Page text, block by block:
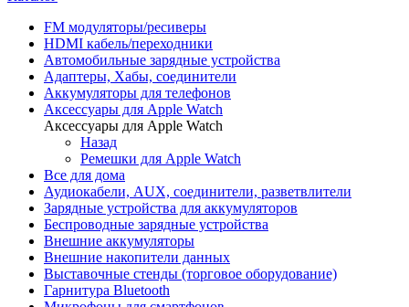
FM модуляторы/ресиверы
HDMI кабель/переходники
Автомобильные зарядные устройства
Адаптеры, Хабы, соединители
Аккумуляторы для телефонов
Аксессуары для Apple Watch
Аксессуары для Apple Watch
Назад
Ремешки для Apple Watch
Все для дома
Аудиокабели, AUX, соединители, разветвлители
Зарядные устройства для аккумуляторов
Беспроводные зарядные устройства
Внешние аккумуляторы
Внешние накопители данных
Выставочные стенды (торговое оборудование)
Гарнитура Bluetooth